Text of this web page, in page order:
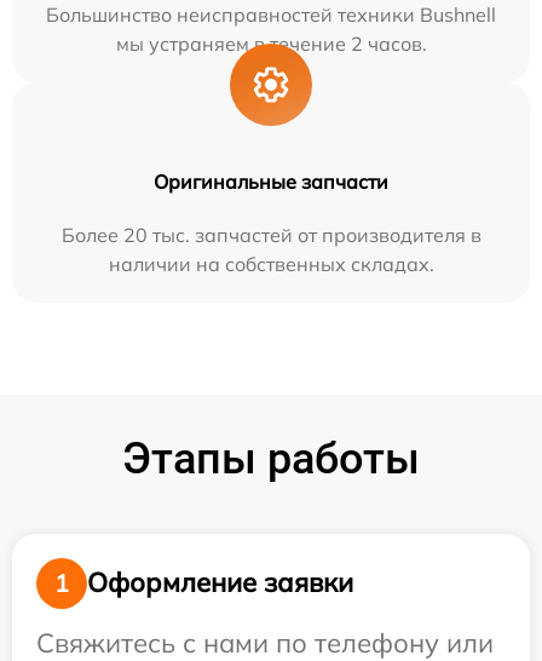
Большинство неисправностей техники Bushnell
мы устраняем в течение 2 часов.
Оригинальные запчасти
Более 20 тыс. запчастей от производителя в
наличии на собственных складах.
Этапы работы
1
Оформление заявки
Свяжитесь с нами по телефону или